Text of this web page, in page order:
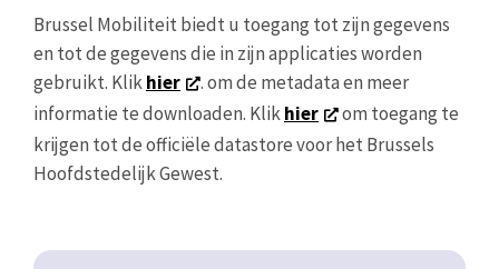
Brussel Mobiliteit biedt u toegang tot zijn gegevens
en tot de gegevens die in zijn applicaties worden
gebruikt. Klikhier
. om de metadata en meer
informatie te downloaden. Klikhier
om toegang te
krijgen tot de officiële datastore voor het Brussels
Hoofdstedelijk Gewest.